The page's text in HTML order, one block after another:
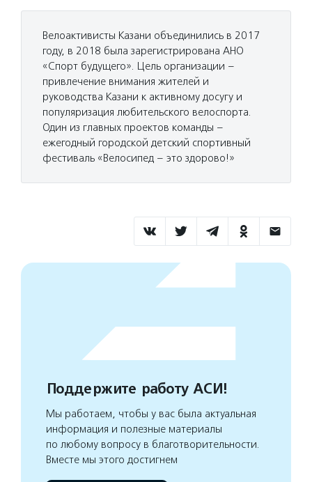
Велоактивисты Казани объединились в 2017
году, в 2018 была зарегистрирована АНО
«Спорт будущего». Цель организации –
привлечение внимания жителей и
руководства Казани к активному досугу и
популяризация любительского велоспорта.
Один из главных проектов команды –
ежегодный городской детский спортивный
фестиваль «Велосипед – это здорово!»
Поддержите работу АСИ!
Мы работаем, чтобы у вас была актуальная
информация и полезные материалы
по любому вопросу в благотворительности.
Вместе мы этого достигнем